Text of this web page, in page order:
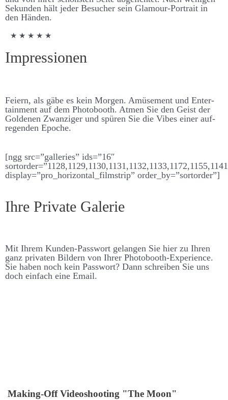
Sekunden hält jeder Be­­­sucher sein Glamour-Portrait in
den Händen.
★ ★ ★ ★ ★
Impressionen
Feiern, als gäbe es kein Morgen. Amüsement und Enter­­­
tain­­ment auf dem Photo­­­booth. Atmen Sie den Geist der
Goldenen Zwanziger und spüren Sie die Vibes einer auf­­­
regenden Epoche.
[ngg src=”galleries” ids=”16″
display=”pro_horizontal_filmstrip” order_by=”sortorder”]
Ihre Private Galerie
Mit Ihrem Kunden-Pass­­wort ge­langen Sie hier zu Ihren
ganz privaten Bildern von Ihrer Photo­booth-Experience.
Sie haben noch kein Pass­­wort? Dann schreiben Sie uns
doch ein­fach eine Email.
Making-Off Video­shooting "The Moon"